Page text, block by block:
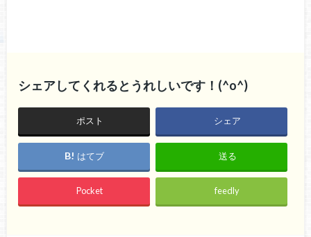
シェアしてくれるとうれしいです！(^o^)
ポスト シェア
はてブ 送る
Pocket feedly